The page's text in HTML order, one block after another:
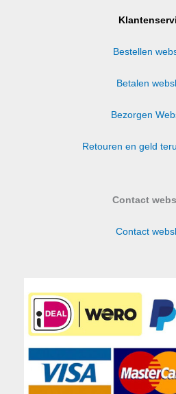
Bestellen
Betalen
Bezorgen
Retouren en geld
Contact
Contact